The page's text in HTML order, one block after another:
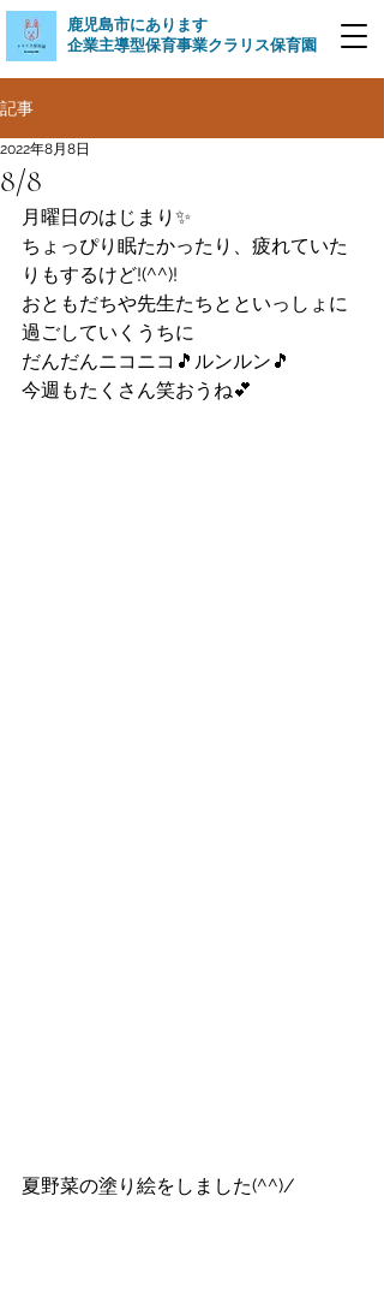
​鹿児島市にあります
企業主導型保育事業クラリス保育園
記事
8/8
2022年8月8日
月曜日のはじまり✨
ちょっぴり眠たかったり、疲れていた
りもするけど!(^^)!
おともだちや先生たちとといっしょに
過ごしていくうちに
だんだんニコニコ🎵ルンルン🎵
今週もたくさん笑おうね💕
夏野菜の塗り絵をしました(^^)/